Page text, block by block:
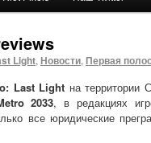
Light, Новости, Первая
Last Light на территории
2033, в редакциях
все юридические